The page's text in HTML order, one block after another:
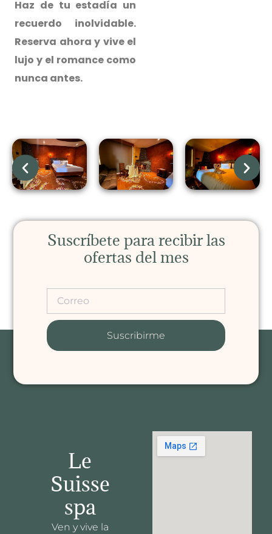
Haz de tu estadía un
recuerdo inolvidable.
Reserva ahora y vive el
lujo y el romance como
nunca antes.
Suscríbete para recibir las
ofertas del mes
Suscribirme
Le
Suisse
spa
Ven y vive la